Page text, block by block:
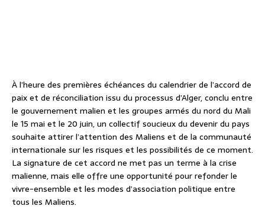
À l’heure des premières échéances du calendrier de l’accord de
paix et de réconciliation issu du processus d’Alger, conclu entre
le gouvernement malien et les groupes armés du nord du Mali
le 15 mai et le 20 juin, un collectif soucieux du devenir du pays
souhaite attirer l’attention des Maliens et de la communauté
internationale sur les risques et les possibilités de ce moment.
La signature de cet accord ne met pas un terme à la crise
malienne, mais elle offre une opportunité pour refonder le
vivre-ensemble et les modes d’association politique entre
tous les Maliens.